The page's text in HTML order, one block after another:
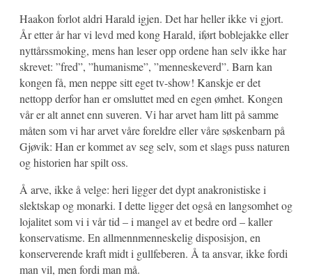
Haakon forlot aldri Harald igjen. Det har heller ikke vi gjort.
År etter år har vi levd med kong Harald, iført boblejakke eller
nyttårssmoking, mens han leser opp ordene han selv ikke har
skrevet: ”fred”, ”humanisme”, ”menneskeverd”. Barn kan
kongen få, men neppe sitt eget tv-show! Kanskje er det
nettopp derfor han er omsluttet med en egen ømhet. Kongen
vår er alt annet enn suveren. Vi har arvet ham litt på samme
måten som vi har arvet våre foreldre eller våre søskenbarn på
Gjøvik: Han er kommet av seg selv, som et slags puss naturen
og historien har spilt oss.
Å arve, ikke å velge: heri ligger det dypt anakronistiske i
slektskap og monarki. I dette ligger det også en langsomhet og
lojalitet som vi i vår tid – i mangel av et bedre ord – kaller
konservatisme. En allmennmenneskelig disposisjon, en
konserverende kraft midt i gullfeberen. Å ta ansvar, ikke fordi
man vil, men fordi man må.